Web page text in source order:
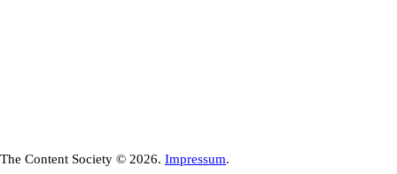
The Content Society © 2026. Impressum.